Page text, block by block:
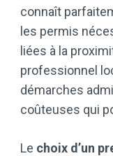
connaît
les permis
liées à la
professionnel
démarches
coûteuses qui
Le choix d’un